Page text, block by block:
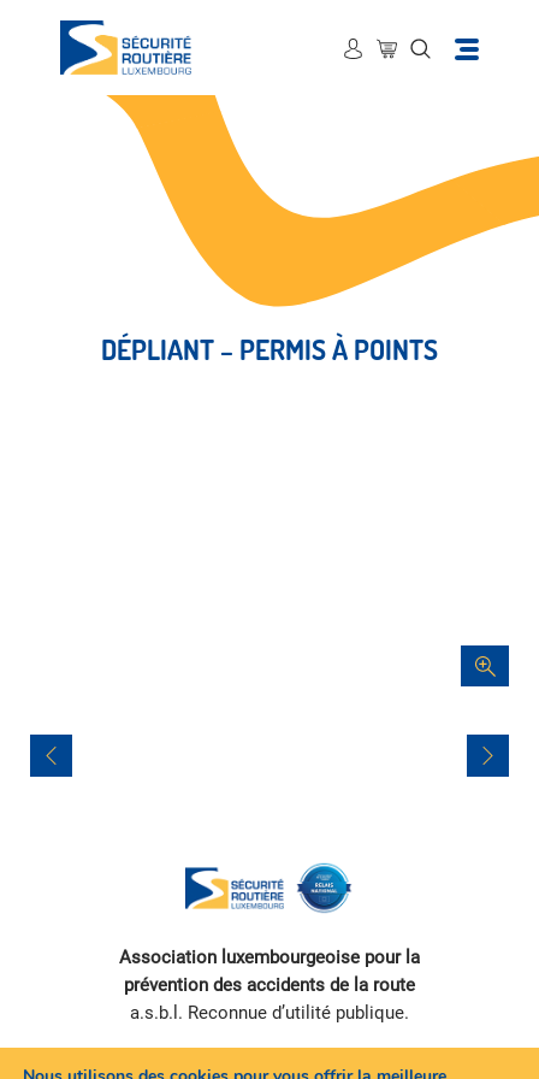
DÉPLIANT – PERMIS À POINTS
Navigation
de
Association luxembourgeoise pour la
prévention des accidents de la route
a.s.b.l. Reconnue d’utilité publique.